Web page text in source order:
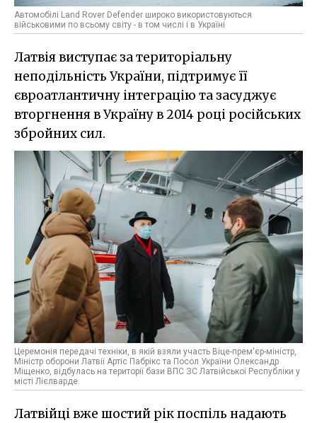
Автомобілі Land Rover Defender широко використовуються
військовими по всьому світу - в том числі і в Україні
Латвія виступає за територіальну
неподільність України, підтримує її
євроатлантичну інтеграцію та засуджує
вторгнення в Україну в 2014 році російських
збройних сил.
Церемонія передачі техніки, в якій взяли участь Віце-прем'єр-міністр,
Міністр оборони Латвії Артіс Пабрікс та Посол України Олександр
Міщенко, відбулась на території бази ВПС ЗС Латвійської Республіки у
місті Лієлварде.
Латвійці вже шостий рік поспіль надають